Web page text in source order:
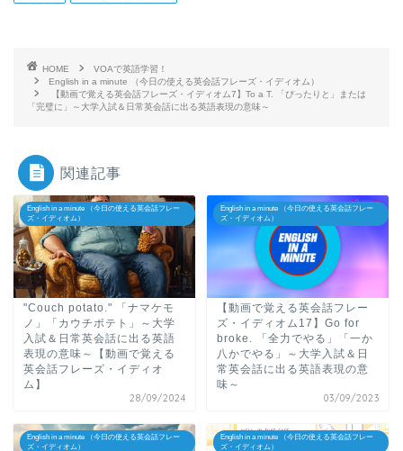
HOME
VOAで英語学習！
English in a minute （今日の使える英会話フレーズ・イディオム）
【動画で覚える英会話フレーズ・イディオム7】To a T. 「ぴったりと」または
「完璧に」～大学入試＆日常英会話に出る英語表現の意味～
関連記事
English in a minute （今日の使える英会話フレー
ズ・イディオム）
"Couch potato." 「ナマケモ
ノ」「カウチポテト」～大学
入試＆日常英会話に出る英語
表現の意味～【動画で覚える
英会話フレーズ・イディオ
ム】
28/09/2024
English in a minute （今日の使える英会話フレー
ズ・イディオム）
【動画で覚える英会話フレー
ズ・イディオム17】Go for
broke. 「全力でやる」「一か
八かでやる」～大学入試＆日
常英会話に出る英語表現の意
味～
03/09/2023
English in a minute （今日の使える英会話フレー
ズ・イディオム）
English in a minute （今日の使える英会話フレー
ズ・イディオム）